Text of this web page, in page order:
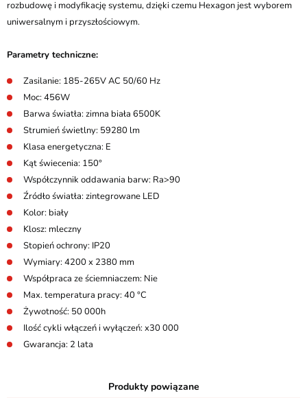
rozbudowę i modyfikację systemu, dzięki czemu Hexagon jest wyborem
uniwersalnym i przyszłościowym.
Parametry techniczne:
Zasilanie: 185-265V AC 50/60 Hz
Moc: 456W
Barwa światła: zimna biała 6500K
Strumień świetlny: 59280 lm
Klasa energetyczna: E
Kąt świecenia: 150°
Współczynnik oddawania barw: Ra>90
Źródło światła: zintegrowane LED
Kolor: biały
Klosz: mleczny
Stopień ochrony: IP20
Wymiary: 4200 x 2380 mm
Współpraca ze ściemniaczem: Nie
Max. temperatura pracy: 40 °C
Żywotność: 50 000h
Ilość cykli włączeń i wyłączeń: x30 000
Gwarancja: 2 lata
Produkty powiązane